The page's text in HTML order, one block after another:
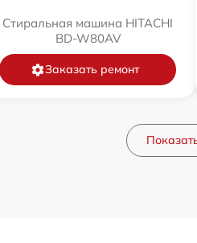
Стиральная машина HITACHI
BD-W80AV
Заказать ремонт